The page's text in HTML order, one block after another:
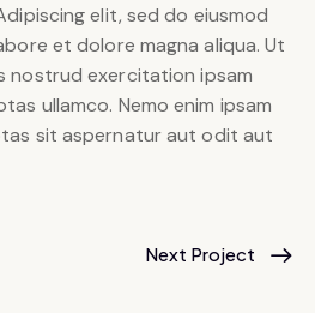
elit, sed do eiusmod
et dolore magna aliqua. Ut
nostrud exercitation ipsam
ullamco. Nemo enim ipsam
sit aspernatur aut odit aut
Next Project